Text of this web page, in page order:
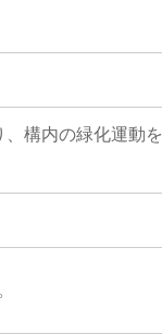
構内の緑化運動